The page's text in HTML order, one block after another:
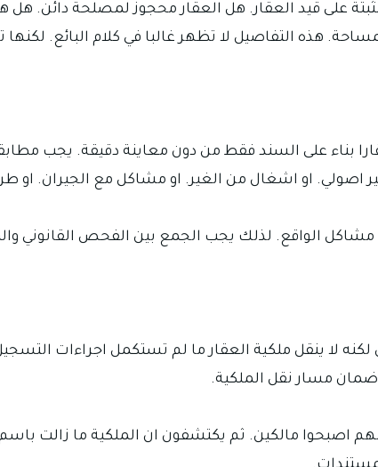
على قيد العقار. هل العقار محجوز لمصلحة دائن.
هذه التفاصيل لا تظهر غالبا في كلام البائع.
بناء على السند فقط من دون معاينة دقيقة. يجب
اصولي. او اشغال من الغير. او مشاكل مع الجيران.
الواقع. لذلك يجب الجمع بين الفحص القانوني
لا ينقل ملكية العقار ما لم تستكمل اجراءات
ضمان مسار نقل الملكية.
اصبحوا مالكين. ثم يكتشفون ان الملكية ما زالت باسم